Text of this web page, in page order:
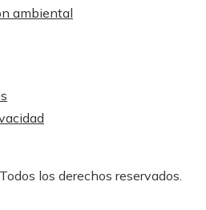
ambiental
los derechos reservados.